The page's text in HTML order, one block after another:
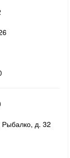
д. 32